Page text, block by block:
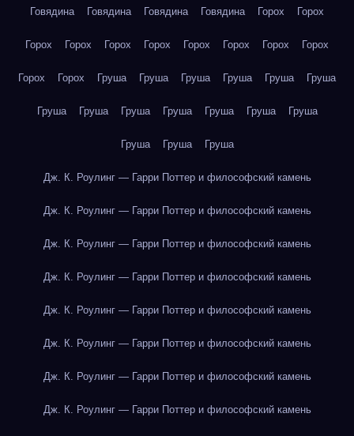
Говядина Говядина Говядина Говядина Горох Горох
Горох Горох Горох Горох Горох Горох Горох Горох
Горох Горох Груша Груша Груша Груша Груша Груша
Груша Груша Груша Груша Груша Груша Груша
Груша Груша Груша
Дж. К. Роулинг — Гарри Поттер и философский камень
Дж. К. Роулинг — Гарри Поттер и философский камень
Дж. К. Роулинг — Гарри Поттер и философский камень
Дж. К. Роулинг — Гарри Поттер и философский камень
Дж. К. Роулинг — Гарри Поттер и философский камень
Дж. К. Роулинг — Гарри Поттер и философский камень
Дж. К. Роулинг — Гарри Поттер и философский камень
Дж. К. Роулинг — Гарри Поттер и философский камень